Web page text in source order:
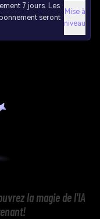
7 jours. Les
seront
Mise à
niveau
la magie de l'IA